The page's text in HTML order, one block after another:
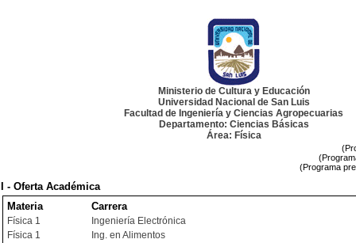
Ministerio de Cultura y Educación
Universidad Nacional de San Luis
Facultad de Ingeniería y Ciencias Agropecuarias
Departamento: Ciencias Básicas
Área: Física
(Programa
I - Oferta Académica
Materia
Carrera
Física 1
Ingeniería Electrónica
Física 1
Ing. en Alimentos